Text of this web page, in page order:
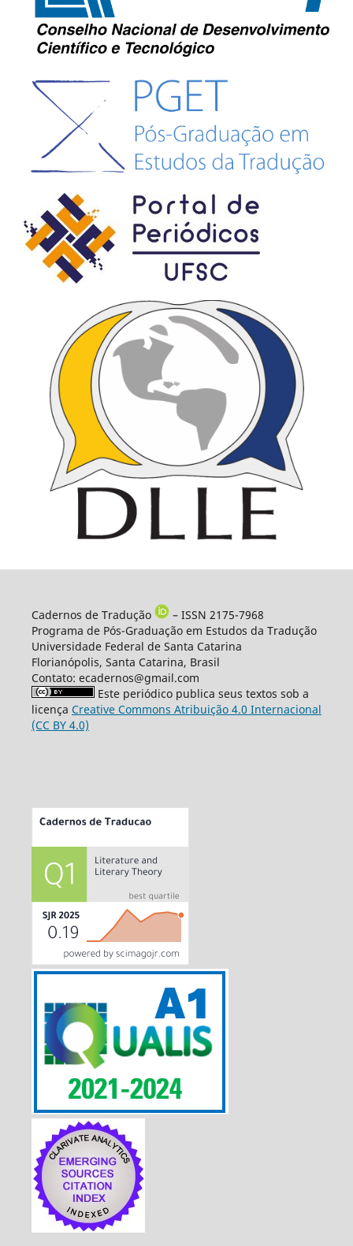
Cadernos de Tradução
– ISSN 2175-7968
Programa de Pós-Graduação em Estudos da Tradução
Universidade Federal de Santa Catarina
Florianópolis, Santa Catarina, Brasil
Contato: ecadernos@gmail.com
Este periódico publica seus textos sob a
licença Creative Commons Atribuição 4.0 Internacional
(CC BY 4.0)